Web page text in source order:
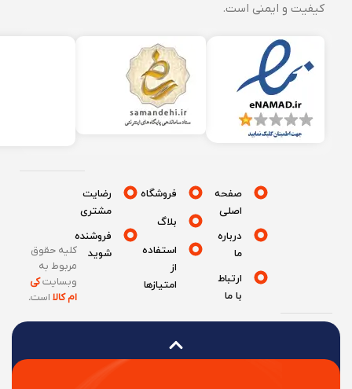
کیفیت و ایمنی است.
صفحه
درباره
ارتباط
فروشگاه
بلاگ
استفاده
امتیازها
رضایت
مشتری
فروشنده
شوید
کلیه حقوق
مربوط به
وبسایتکی
ام کالااست.